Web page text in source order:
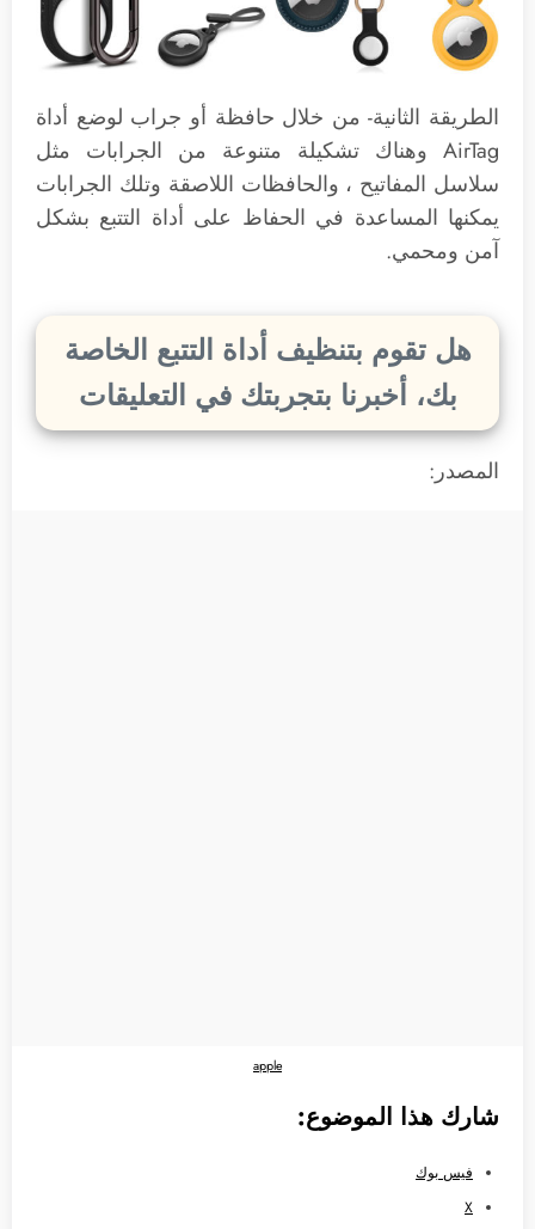
الطريقة الثانية- من خلال حافظة أو جراب لوضع أداة
AirTag وهناك تشكيلة متنوعة من الجرابات مثل
سلاسل المفاتيح ، والحافظات اللاصقة وتلك الجرابات
يمكنها المساعدة في الحفاظ على أداة التتبع بشكل
آمن ومحمي.
هل تقوم بتنظيف أداة التتبع الخاصة
بك، أخبرنا بتجربتك في التعليقات
المصدر:
apple
شارك هذا الموضوع:
فيس بوك
X